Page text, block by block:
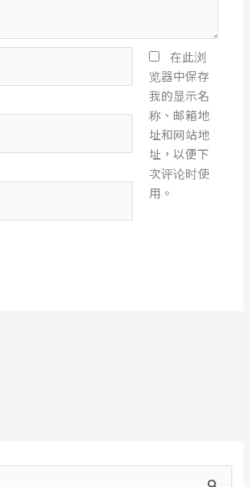
在此浏
览器中保存
我的显示名
称、邮箱地
址和网站地
址，以便下
次评论时使
用。